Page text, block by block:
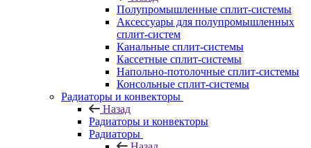
Полупромышленные сплит-системы
Аксессуары для полупромышленных
сплит-систем
Канальные сплит-системы
Кассетные сплит-системы
Напольно-потолочные сплит-системы
Консольные сплит-системы
Радиаторы и конвекторы
Назад
Радиаторы и конвекторы
Радиаторы